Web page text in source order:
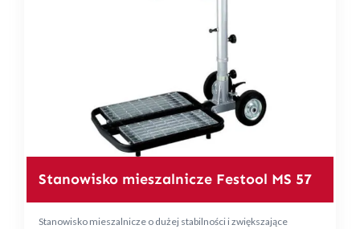
Stanowisko mieszalnicze Festool MS 57
Stanowisko mieszalnicze o dużej stabilności i zwiększające